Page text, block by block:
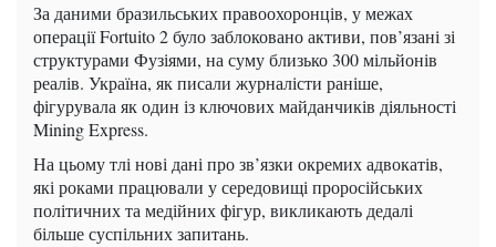
За даними бразильських правоохоронців, у межах
операції Fortuito 2 було заблоковано активи, пов’язані зі
структурами Фузіями, на суму близько 300 мільйонів
реалів. Україна, як писали журналісти раніше,
фігурувала як один із ключових майданчиків діяльності
Mining Express.
На цьому тлі нові дані про зв’язки окремих адвокатів,
які роками працювали у середовищі проросійських
політичних та медійних фігур, викликають дедалі
більше суспільних запитань.